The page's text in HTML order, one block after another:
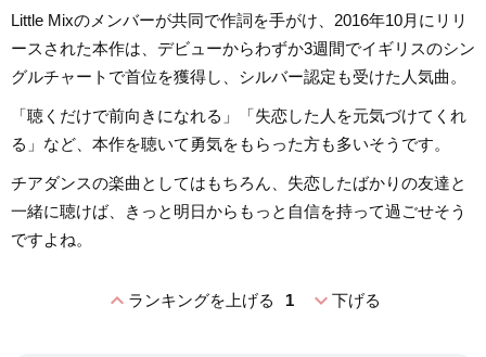
Little Mixのメンバーが共同で作詞を手がけ、2016年10月にリリ
ースされた本作は、デビューからわずか3週間でイギリスのシン
グルチャートで首位を獲得し、シルバー認定も受けた人気曲。
「聴くだけで前向きになれる」「失恋した人を元気づけてくれ
る」など、本作を聴いて勇気をもらった方も多いそうです。
チアダンスの楽曲としてはもちろん、失恋したばかりの友達と
一緒に聴けば、きっと明日からもっと自信を持って過ごせそう
ですよね。
expand_lessランキングを上げる 1 expand_more下げる